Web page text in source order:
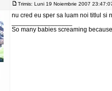
Trimis: Luni 19 Noiembrie 2007
nu cred eu sper sa luam noi titlul si
So many babies screaming